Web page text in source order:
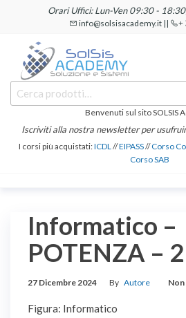
contenuto
Orari Uffici: Lun-Ven 09:30 -
info@solsisacademy.it || +
SOLSIS
Academy
Corsi e
Certificazioni
Linguistiche
Benvenuti sul sito SOLSIS
Iscriviti alla nostra newsletter per
I corsi più acquistati:ICDL//EIPASS//Corso
Corso SAB
Informatico –
POTENZA –
27 Dicembre 2024 By Autore
Figura: Informatico